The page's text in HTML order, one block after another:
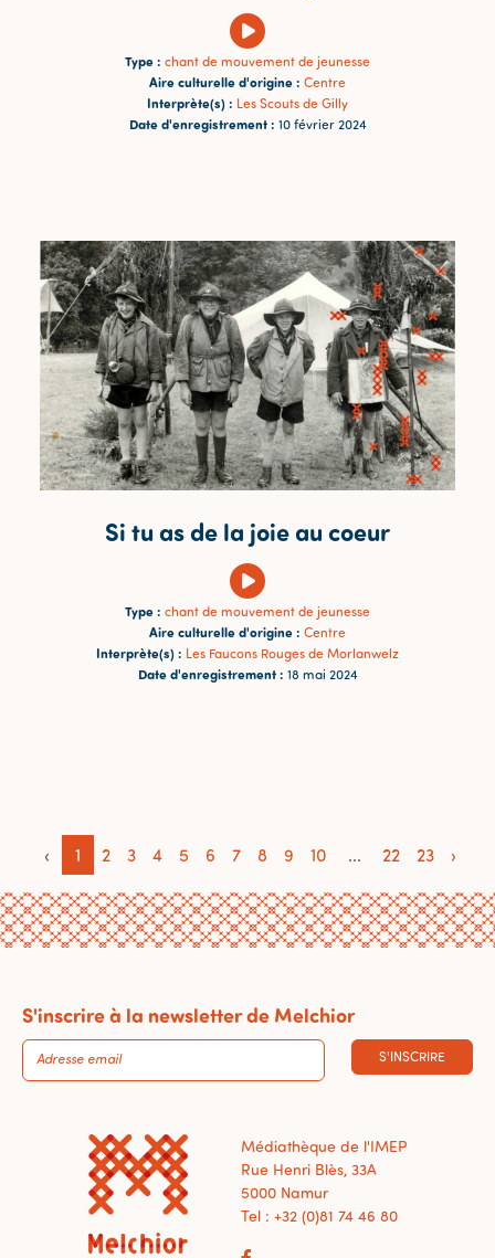
Type : chant de mouvement de jeunesse
Aire culturelle d'origine : Centre
Interprète(s) : Les Scouts de Gilly
Date d'enregistrement : 10 février 2024
Si tu as de la joie au coeur
Type : chant de mouvement de jeunesse
Aire culturelle d'origine : Centre
Interprète(s) : Les Faucons Rouges de Morlanwelz
Date d'enregistrement : 18 mai 2024
‹ 1 2 3 4 5 6 7 8 9 10 ... 22 23 ›
S'inscrire à la newsletter de Melchior
S'INSCRIRE
Médiathèque de l'IMEP
Rue Henri Blès, 33A
5000 Namur
Tel : +32 (0)81 74 46 80